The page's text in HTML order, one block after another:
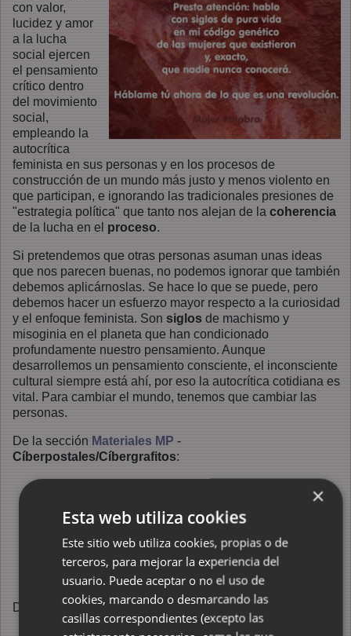
con valor,
lucidez y amor
a la lucha
social ejercen
el pensamiento
crítico dentro
del movimiento
social,
empleando la
autocrítica
feminista en sus personas y en los procesos de
construcción de un mundo más justo y menos violento en
que participan, e ignorando las tradicionales presiones de
"estrategia política" que tanto nos alejan de la coherencia
de la lucha en el proceso.
Si pretendemos que otras personas asuman unas ideas
que nos parecen buenas, no podemos ignorar que también
debemos aplicárnoslas. Se hace lo que se puede, pero
debemos hacer un esfuerzo mayor respecto a la curiosidad
y el enfoque feminista. Son siglos de machismo y
misoginia en el planeta que han condicionado
profundamente nuestro pensamiento. Aunque
desarrollemos un pensamiento consciente, el inconsciente
cultural siempre está ahí, por eso la autocrítica cotidiana es
vital. Para cambiar el mundo, tenemos que cambiar las
personas.
De la sección Materiales MP -
Cíberpostales/Cíbergrafitos:
social revolucionario que ignora y rechaza el enfoque
feminista para los análisis. Para más mensajes, ver
Objeto- crítica al movimiento antimilitarista, que no
nombra la cuestión de la violación allí donde también
podría ser nombrada, entre las razones a objetar
De la secciónActivismo-Poblaciones en resistencia
×
Esta web utiliza cookies
Este sitio web utiliza cookies, propias o de
terceros, para mejorar la experiencia del
usuario. Puede aceptar o no el uso de
cookies, marcando o desmarcando las
casillas correspondientes (excepto las